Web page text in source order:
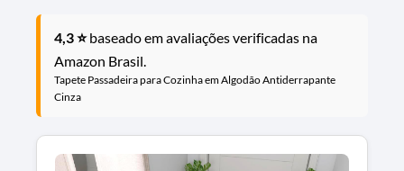
4,3 ⭐baseado em avaliações verificadas na
Amazon Brasil.
Tapete Passadeira para Cozinha em Algodão Antiderrapante
Cinza